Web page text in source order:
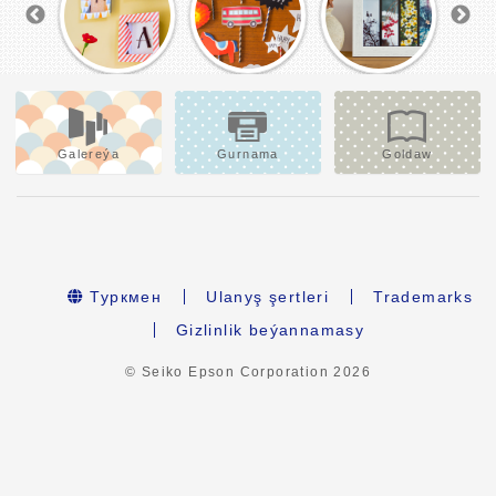
Galereýa Gurnama Goldaw
Туркмен Ulanyş şertleri
Trademarks
Gizlinlik beýannamasy
© Seiko Epson Corporation2026